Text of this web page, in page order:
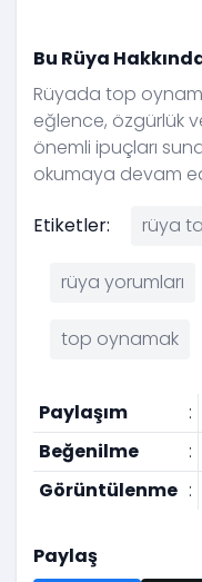
Bu Rüya
Rüyada top
eğlence, özgürlük
önemli ipuçları
okumaya devam
Etiketler:
rüya
rüya yorumları
top oynamak
Paylaşım :
Beğenilme
:
Görüntülenme :
Paylaş